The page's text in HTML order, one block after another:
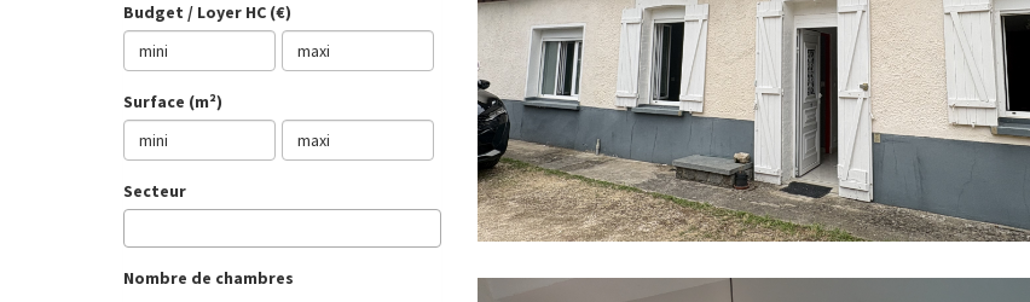
Budget / Loyer HC (€)
Surface (m²)
Secteur
Nombre de chambres